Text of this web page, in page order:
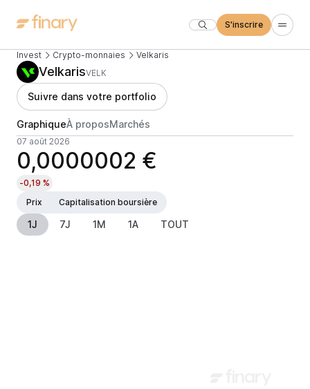
S'inscrire
Invest Crypto-monnaies Velkaris
VelkarisVELK
Suivre dans votre portfolio
GraphiqueÀ proposMarchés
07 août 2026
0,0000002 €
-0,19 %
Prix
Capitalisation boursière
1J 7J 1M 1A TOUT